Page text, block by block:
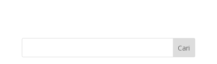
Cari